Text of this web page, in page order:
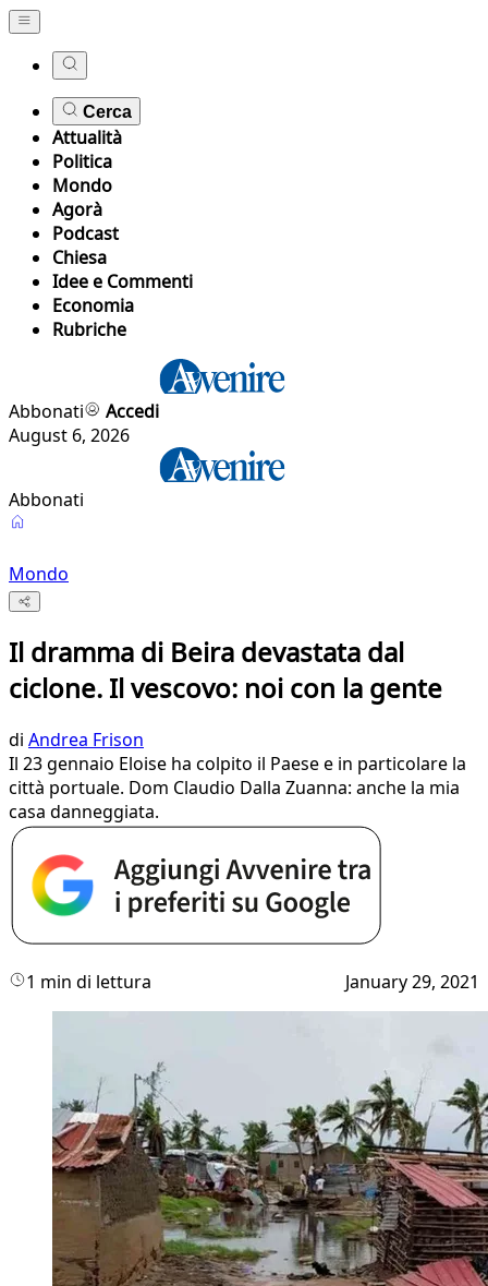
Cerca
Attualità
Politica
Mondo
Agorà
Podcast
Chiesa
Idee e Commenti
Economia
Rubriche
Abbonati
Accedi
August 6, 2026
Abbonati
Mondo
Il dramma di Beira devastata dal
ciclone. Il vescovo: noi con la gente
di Andrea Frison
Il 23 gennaio Eloise ha colpito il Paese e in particolare la
città portuale. Dom Claudio Dalla Zuanna: anche la mia
casa danneggiata.
1 min di lettura January 29, 2021